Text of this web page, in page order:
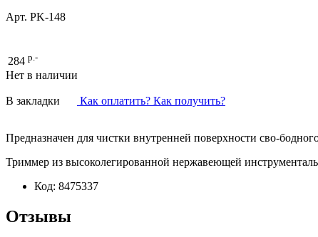
Арт. PK-148
284 р.-
Нет в наличии
В закладки Как оплатить? Как получить?
Предназначен для чистки внутренней поверхности сво-
Триммер из высоколегированной нержавеющей
Код: 8475337
Отзывы